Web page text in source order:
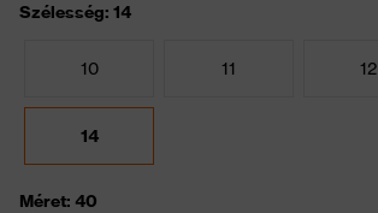
Szélesség: 14
10 11 12
14
Méret: 40